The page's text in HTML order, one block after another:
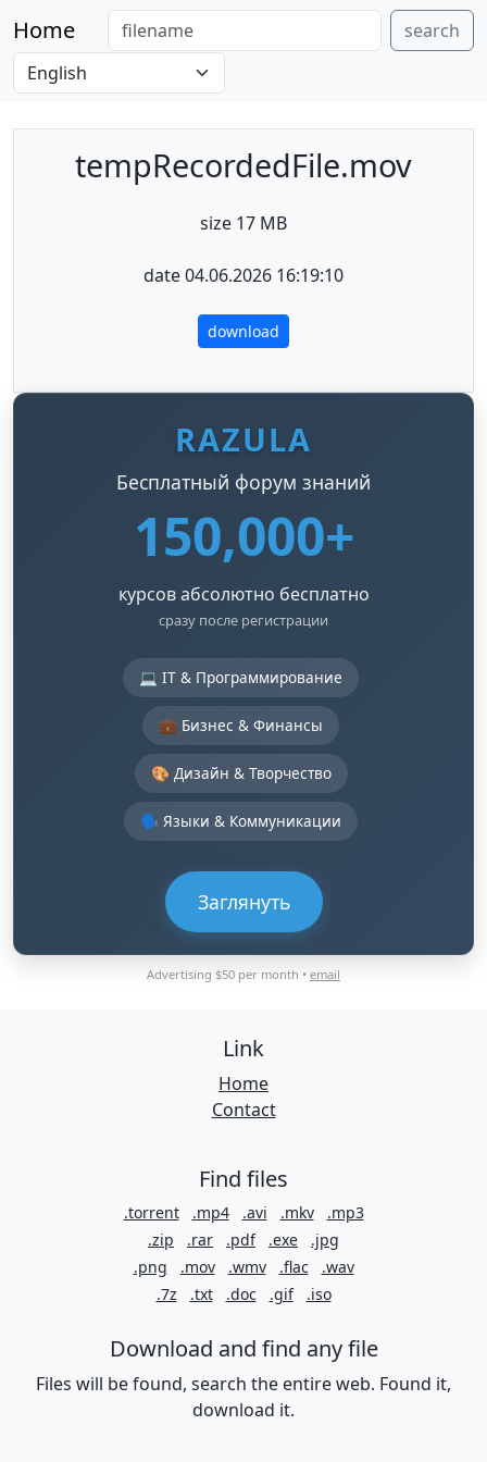
Home search
tempRecordedFile.mov
size 17 MB
date 04.06.2026 16:19:10
download
RAZULA
Бесплатный форум знаний
150,000+
курсов абсолютно бесплатно
сразу после регистрации
💻 IT & Программирование
💼 Бизнес & Финансы
🎨 Дизайн & Творчество
🗣️ Языки & Коммуникации
Заглянуть
Advertising $50 per month • email
Link
Home
Contact
Find files
.torrent .mp4 .avi .mkv
.mp3
.zip
.rar .pdf .exe
.jpg
.png
.mov .wmv .flac
.wav
.7z
.txt .doc .gif .iso
Download and find any file
Files will be found, search the entire web. Found it,
download it.